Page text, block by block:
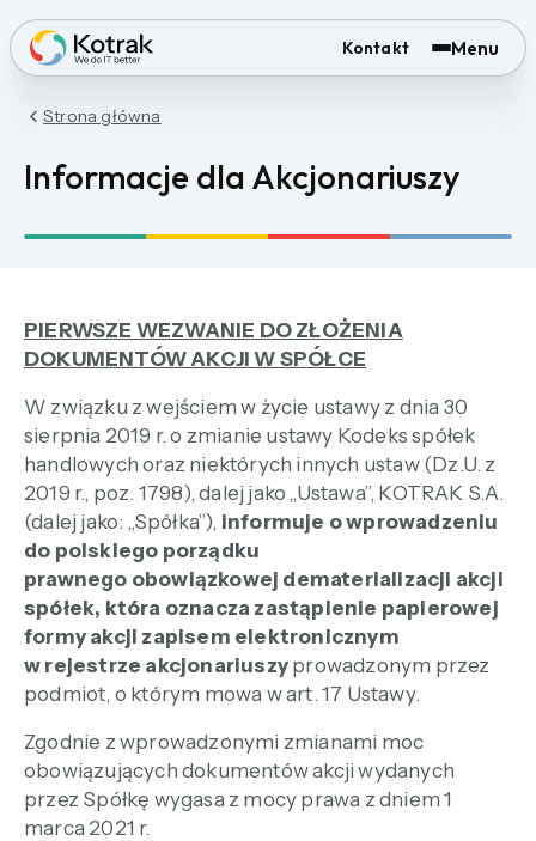
Kontakt Menu
Strona główna
Informacje dla Akcjonariuszy
PIERWSZE WEZWANIE DO ZŁOŻENIA
DOKUMENTÓW AKCJI W SPÓŁCE
W związku z wejściem w życie ustawy z dnia 30
sierpnia 2019 r. o zmianie ustawy Kodeks spółek
handlowych oraz niektórych innych ustaw (Dz.U. z
2019 r., poz. 1798), dalej jako „Ustawa”, KOTRAK S.A.
(dalej jako: „Spółka”), informuje o wprowadzeniu
do polskiego porządku
prawnego obowiązkowej dematerializacji akcji
spółek, która oznacza zastąpienie papierowej
formy akcji zapisem elektronicznym
w rejestrze akcjonariuszy prowadzonym przez
podmiot, o którym mowa w art. 17 Ustawy.
Zgodnie z wprowadzonymi zmianami moc
obowiązujących dokumentów akcji wydanych
przez Spółkę wygasa z mocy prawa z dniem 1
marca 2021 r.